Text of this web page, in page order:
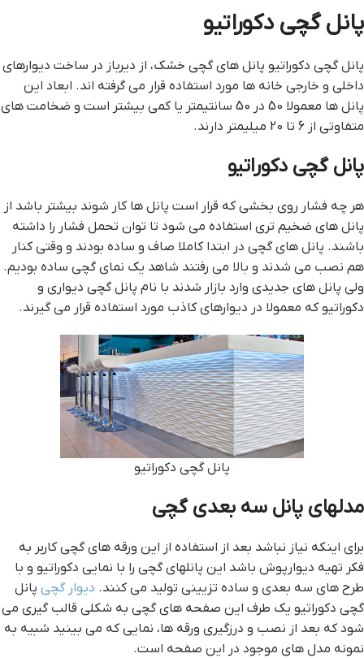
پانل گچی دکوراتیو
پانل گچی دکوراتیو پانل های گچی خشک، از دیرباز در ساخت دیوارهای
داخلی و خارجی خانه ها مورد استفاده قرار می گرفته اند. ابعاد این
پانل ها معمولا 50 در 50 سانتیمتر یا کمی بیشتر است و ضخامت های
متفاوتی از 6 تا 20 میلیمتر دارند.
پانل گچی دکوراتیو
هر چه فشار روی بخشی که قرار است پانل ها کار شوند بیشتر باشد از
پانل های ضخیم تری استفاده می شود تا توان تحمل فشار را داشته
باشند. پانل های گچی در ابتدا کاملا صاف و ساده بودند و وقتی کنار
هم نصب می شدند و بالا می رفتند شاهد یک نمای گچی ساده بودیم.
ولی پانل های جدیدی وارد بازار شدند با نام پانل گچی دیواری و
دکوراتیو که معمولا در دیوارهای کاذب مورد استفاده قرار می گیرند.
پانل گچی دکوراتیو
مدلهای پانل سه بعدی گچی
برای اینکه نیاز نباشد بعد از استفاده از این ورقه های گچی کاربر به
فکر تهیه دیوارپوش باشد این پانلهای گچی را با نمایی دکوراتیو و با
طرح های سه بعدی و ساده تزیینی تولید می کنند. دیوار گچی پانل
گچی دکوراتیو یک طرف این صفحه های گچی به شکلی قالب گیری می
شود که بعد از نصب و درزگیری ورقه ها، نمایی که می بینید شبیه به
نمونه مدل های موجود در این صفحه است.